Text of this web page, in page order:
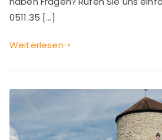
0511.35 […]
Weiterlesen